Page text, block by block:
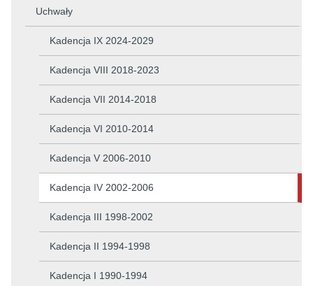
Uchwały
Kadencja IX 2024-2029
Kadencja VIII 2018-2023
Kadencja VII 2014-2018
Kadencja VI 2010-2014
Kadencja V 2006-2010
Kadencja IV 2002-2006
Kadencja III 1998-2002
Kadencja II 1994-1998
Kadencja I 1990-1994